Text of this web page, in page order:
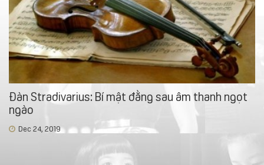
Đàn Stradivarius: Bí mật đằng sau âm thanh ngọt
ngào
Dec 24, 2019